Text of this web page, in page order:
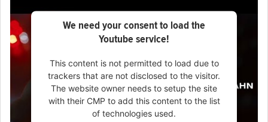
We need your consent to load the
Youtube service!
This content is not permitted to load due to
trackers that are not disclosed to the visitor.
The website owner needs to setup the site
with their CMP to add this content to the list
of technologies used.